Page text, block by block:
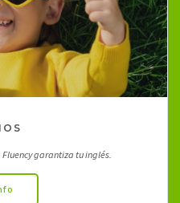
garantiza tu inglés.